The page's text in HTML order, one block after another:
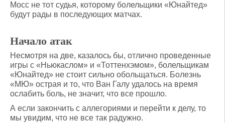
Мосс не тот судья, которому болельщики «Юнайтед»
будут рады в последующих матчах.
Начало атак
Несмотря на две, казалось бы, отлично проведенные
игры с «Ньюкаслом» и «Тоттенхэмом», болельщикам
«Юнайтед» не стоит сильно обольщаться. Болезнь
«МЮ» острая и то, что Ван Галу удалось на время
ослабить боль, не значит, что все прошло.
А если закончить с аллегориями и перейти к делу, то
мы увидим, что не все так радужно.